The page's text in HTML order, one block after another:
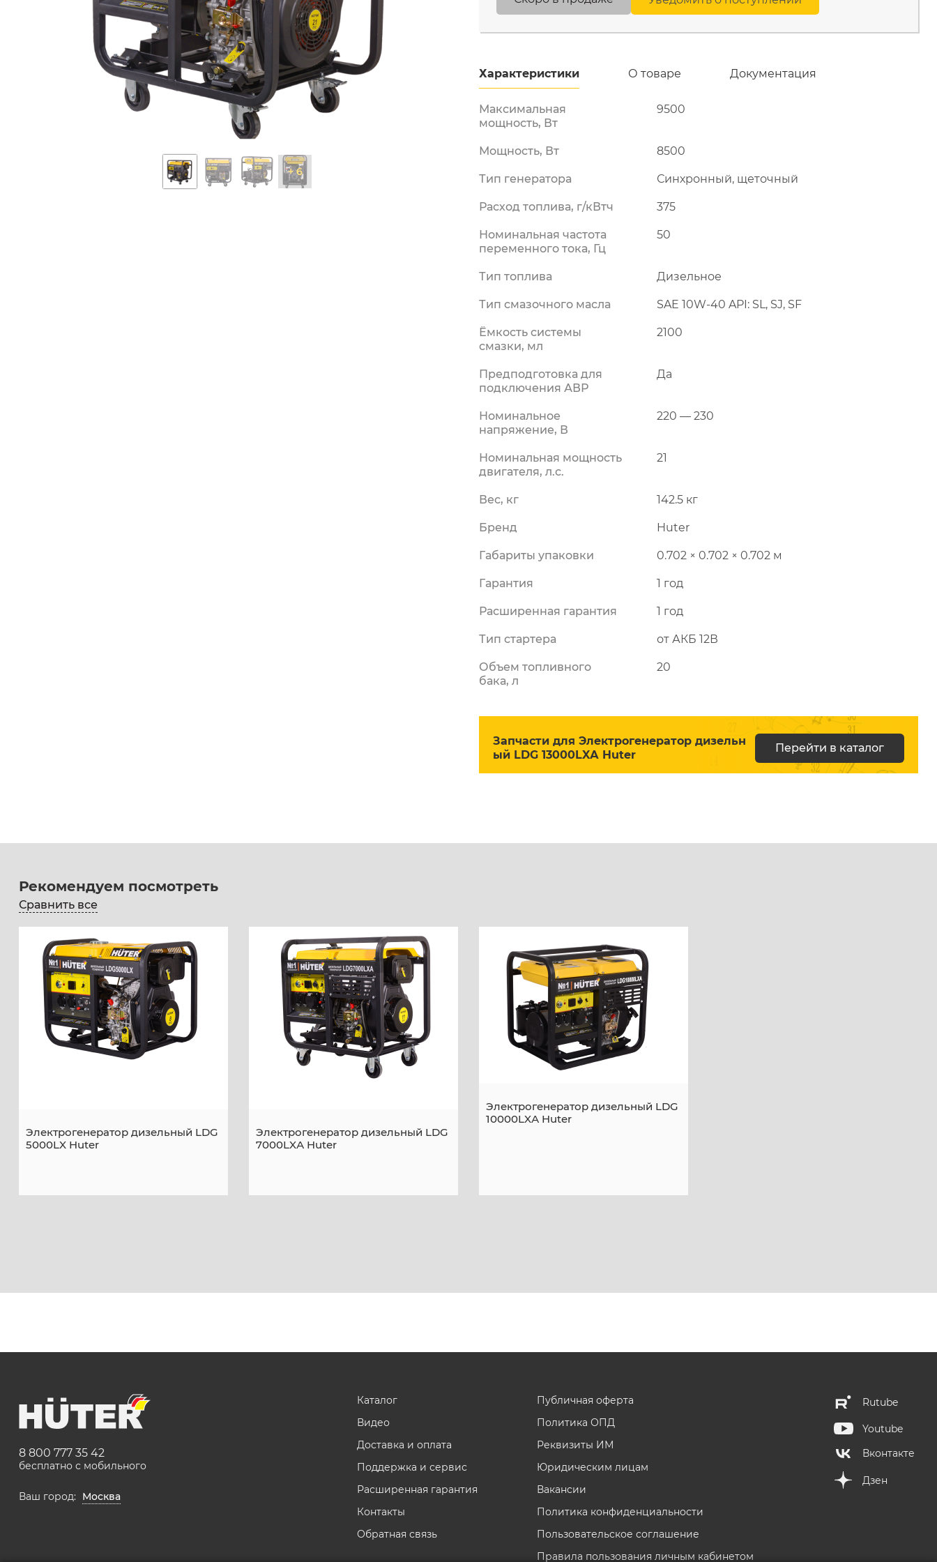
Бензопилы
Виброплиты
Дровоколы
Измельчители
электрические
Механические
газонокосилки
Мотокультиваторы и
техника
Опрыскиватели
Бензорезы
Двигатели
Измельчители
бензиновые
+ 6
Характеристики О товаре Документация
Максимальная
мощность, Вт
9500
Мощность, Вт 8500
Тип генератора Синхронный, щеточный
Расход топлива, г/кВтч 375
Номинальная частота
переменного тока, Гц
50
Тип топлива Дизельное
Тип смазочного масла SAE 10W-40 API: SL, SJ, SF
Ёмкость системы
смазки, мл
2100
Предподготовка для
подключения АВР
Да
Номинальное
напряжение, В
220 — 230
Номинальная мощность
двигателя, л.с.
21
Вес, кг 142.5 кг
Бренд Huter
Габариты упаковки 0.702 × 0.702 × 0.702 м
Гарантия 1 год
Расширенная гарантия 1 год
Тип стартера от АКБ 12В
Объем топливного
бака, л
20
Запчасти для Электрогенератор дизельн
ый LDG 13000LXА Huter
Перейти в каталог
Рекомендуем посмотреть
Сравнить все
Электрогенератор дизельный LDG
5000LX Huter
Электрогенератор дизельный LDG
7000LXА Huter
Электрогенератор дизельный LDG
10000LXА Huter
8 800 777 35 42
бесплатно с мобильного
Ваш город: Москва
Каталог
Видео
Доставка и оплата
Поддержка и сервис
Расширенная гарантия
Контакты
Обратная связь
Публичная оферта
Политика ОПД
Реквизиты ИМ
Юридическим лицам
Вакансии
Политика конфиденциальности
Пользовательское соглашение
Правила пользования личным кабинетом
Rutube
Youtube
Вконтакте
Дзен